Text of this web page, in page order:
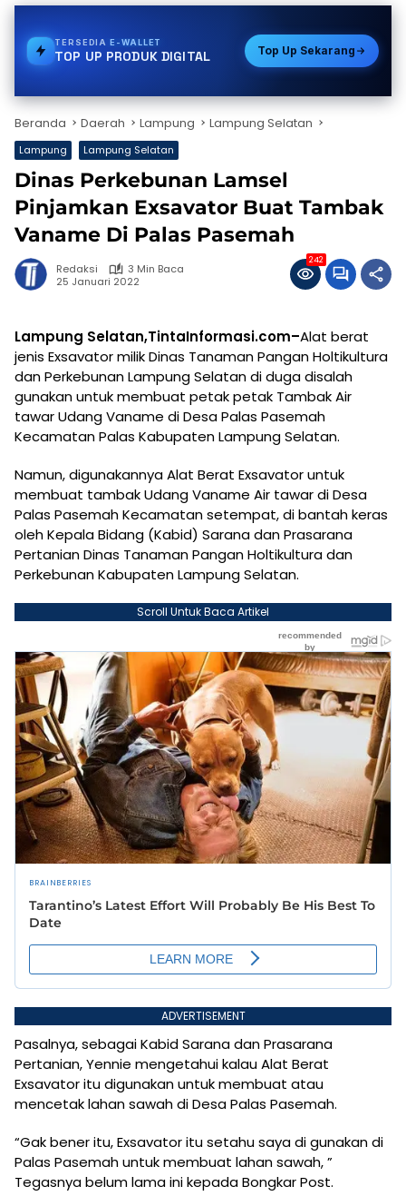
TERSEDIATOKEN PLN
TOP UP PRODUK DIGITAL Top Up Sekarang
Beranda Daerah Lampung Lampung Selatan
Lampung Lampung Selatan
Dinas Perkebunan Lamsel
Pinjamkan Exsavator Buat Tambak
Vaname Di Palas Pasemah
Redaksi
3 Min Baca
25 Januari 2022
242
Lampung Selatan,TintaInformasi.com–Alat berat
jenis Exsavator milik Dinas Tanaman Pangan Holtikultura
dan Perkebunan Lampung Selatan di duga disalah
gunakan untuk membuat petak petak Tambak Air
tawar Udang Vaname di Desa Palas Pasemah
Kecamatan Palas Kabupaten Lampung Selatan.
Namun, digunakannya Alat Berat Exsavator untuk
membuat tambak Udang Vaname Air tawar di Desa
Palas Pasemah Kecamatan setempat, di bantah keras
oleh Kepala Bidang (Kabid) Sarana dan Prasarana
Pertanian Dinas Tanaman Pangan Holtikultura dan
Perkebunan Kabupaten Lampung Selatan.
Scroll Untuk Baca Artikel
ADVERTISEMENT
Pasalnya, sebagai Kabid Sarana dan Prasarana
Pertanian, Yennie mengetahui kalau Alat Berat
Exsavator itu digunakan untuk membuat atau
mencetak lahan sawah di Desa Palas Pasemah.
“Gak bener itu, Exsavator itu setahu saya di gunakan di
Palas Pasemah untuk membuat lahan sawah, ”
Tegasnya belum lama ini kepada Bongkar Post.